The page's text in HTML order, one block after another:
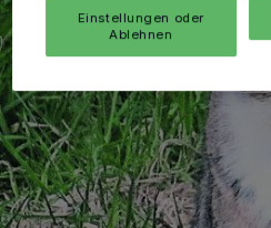
Einstellungen oder
Ablehnen